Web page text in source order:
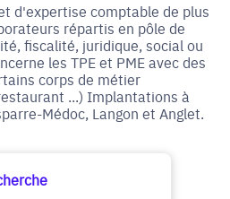
d'expertise comptable de plus
répartis en pôle de
fiscalité, juridique, social ou
les TPE et PME avec des
corps de métier
...) Implantations à
Médoc, Langon et Anglet.